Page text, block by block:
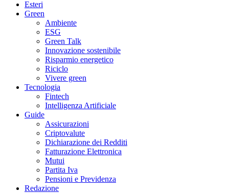
Esteri
Green
Ambiente
ESG
Green Talk
Innovazione sostenibile
Risparmio energetico
Riciclo
Vivere green
Tecnologia
Fintech
Intelligenza Artificiale
Guide
Assicurazioni
Criptovalute
Dichiarazione dei Redditi
Fatturazione Elettronica
Mutui
Partita Iva
Pensioni e Previdenza
Redazione